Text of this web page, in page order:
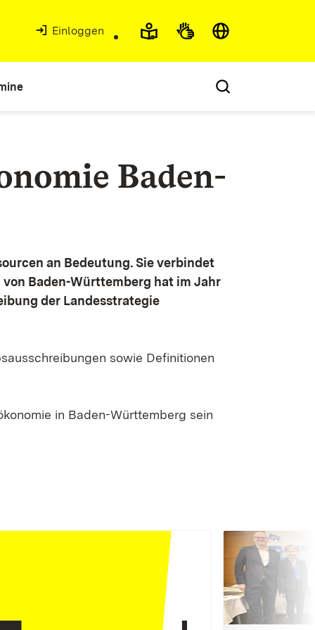
Einloggen
Baden-
an Bedeutung. Sie verbindet
Baden-Württemberg hat im Jahr
der Landesstrategie
sowie Definitionen
in Baden-Württemberg sein